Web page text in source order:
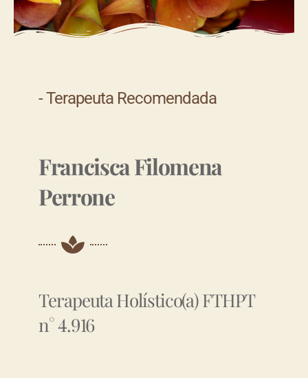
- Terapeuta Recomendada
Francisca Filomena
Perrone
Terapeuta Holístico(a) FTHPT
n° 4.916